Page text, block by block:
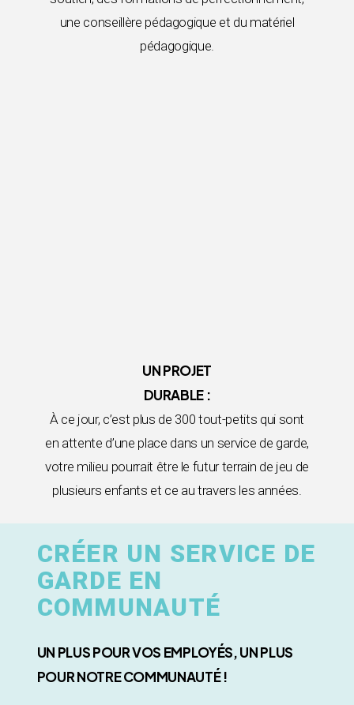
une conseillère pédagogique et du matériel
pédagogique.
UN PROJET
DURABLE :
À ce jour, c’est plus de 300 tout-petits qui sont
en attente d’une place dans un service de garde,
votre milieu pourrait être le futur terrain de jeu de
plusieurs enfants et ce au travers les années.
CRÉER UN SERVICE DE
GARDE EN
COMMUNAUTÉ
UN PLUS POUR VOS EMPLOYÉS, UN PLUS
POUR NOTRE COMMUNAUTÉ !